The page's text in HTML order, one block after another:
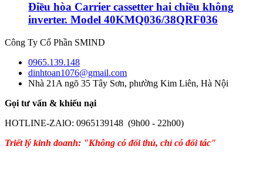
Điều hòa Carrier cassetter hai chiều không
inverter. Model 40KMQ036/38QRF036
Công Ty Cổ Phần SMIND
0965.139.148
dinhtoan1076@gmail.com
Nhà 21A ngõ 35 Tây Sơn, phường Kim Liên, Hà Nội
Gọi tư vấn & khiếu nại
HOTLINE-ZAlO: 0965139148 (9h00 - 22h00)
Triết lý kinh doanh: "Không có đối thủ, chỉ có đối tác"